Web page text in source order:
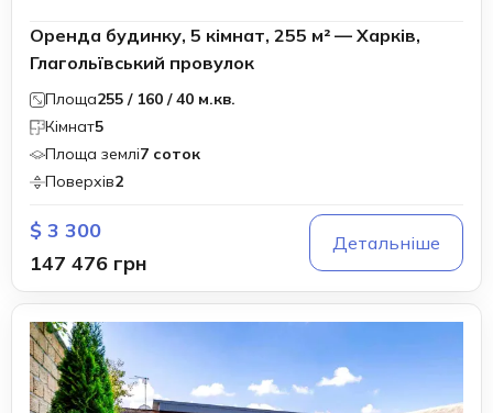
Оренда будинку, 5 кімнат, 255 м² — Харків,
Глагольївський провулок
Площа255 / 160 / 40 м.кв.
Кімнат5
Площа землі7 соток
Поверхів2
$ 3 300
147 476 грн
Детальніше